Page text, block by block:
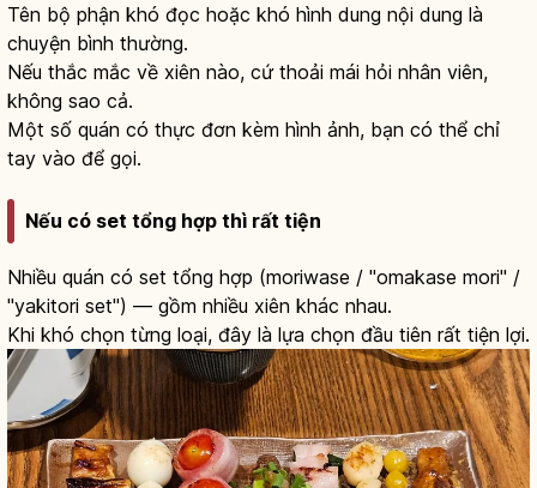
Tên bộ phận khó đọc hoặc khó hình dung nội dung là
chuyện bình thường.
Nếu thắc mắc về xiên nào, cứ thoải mái hỏi nhân viên,
không sao cả.
Một số quán có thực đơn kèm hình ảnh, bạn có thể chỉ
tay vào để gọi.
Nếu có set tổng hợp thì rất tiện
Nhiều quán có set tổng hợp (moriwase / "omakase mori" /
"yakitori set") — gồm nhiều xiên khác nhau.
Khi khó chọn từng loại, đây là lựa chọn đầu tiên rất tiện lợi.